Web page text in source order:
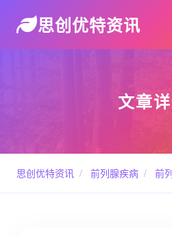
思创优特资讯
文章
思创优特资讯 / 前列腺疾病 / 前